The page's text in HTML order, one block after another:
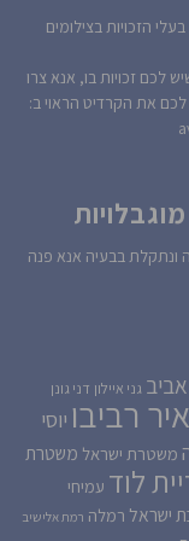
הזכויות בצילומים
לכם זכויות בו, אנא צרו
את הקרדיט הראוי ב:
ונתקלת בבעיה אנא פנה
אביב גני איילון דני גונן
רביבו יוסי
משטרת ישראל משטרת
לוד עמיחי
ישראל רמלה רמת אלישיב